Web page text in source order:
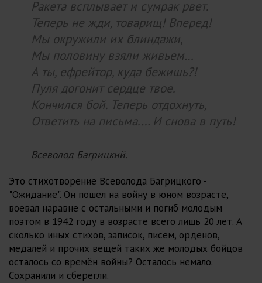
Ракета всплывает и сумрак рвет.
Теперь не жди, товарищ! Вперед!
Мы окружили их блиндажи,
Мы половину взяли живьем…
А ты, ефрейтор, куда бежишь?!
Пуля догонит сердце твое.
Кончился бой. Теперь отдохнуть,
Ответить на письма.… И снова в путь!
Всеволод Багрицкий.
Это стихотворение Всеволода Багрицкого -
"Ожидание". Он пошел на войну в юном возрасте,
воевал наравне с остальными и погиб молодым
поэтом в 1942 году в возрасте всего лишь 20 лет. А
сколько иных стихов, записок, писем, орденов,
медалей и прочих вещей таких же молодых бойцов
осталось со времён войны? Осталось немало.
Сохранили и сберегли.